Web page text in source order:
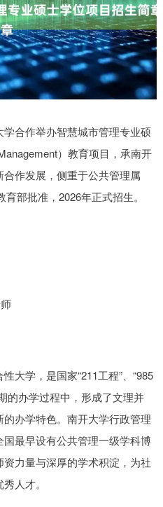
合作举办智慧城市管理专业硕
）教育项目，承南开
作发展，侧重于公共管理属
部批准，2026年正式招生。
大学，是国家“211工程”、“985
的办学过程中，形成了文理并
办学特色。南开大学行政管理
最早设有公共管理一级学科博
力量与深厚的学术积淀，为社
人才。